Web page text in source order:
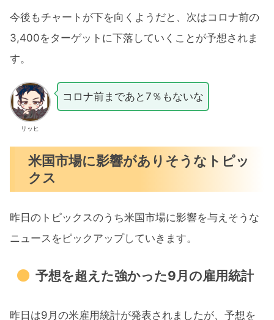
今後もチャートが下を向くようだと、次はコロナ前の
3,400をターゲットに下落していくことが予想されま
す。
リッヒ
コロナ前まであと7％もないな
米国市場に影響がありそうなトピッ
クス
昨日のトピックスのうち米国市場に影響を与えそうな
ニュースをピックアップしていきます。
予想を超えた強かった9月の雇用統計
昨日は9月の米雇用統計が発表されましたが、予想を